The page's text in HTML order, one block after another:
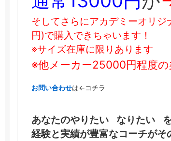
そしてさらにアカデミーオリ
円)で購入できちゃいます！
※サイズ在庫に限りあります
※他メーカー25000円程度
お問い合わせは←コチラ
あなたのやりたい なりたい
経験と実績が豊富なコーチがそ